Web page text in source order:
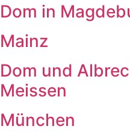
Dom in
Mainz
Dom und
Meissen
München